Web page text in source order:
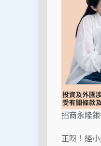
招商永隆
正呀！經